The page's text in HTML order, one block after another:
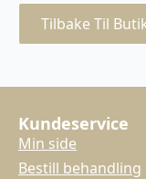
Tilbake Til
Kundeservice
Min side
Bestill behandling